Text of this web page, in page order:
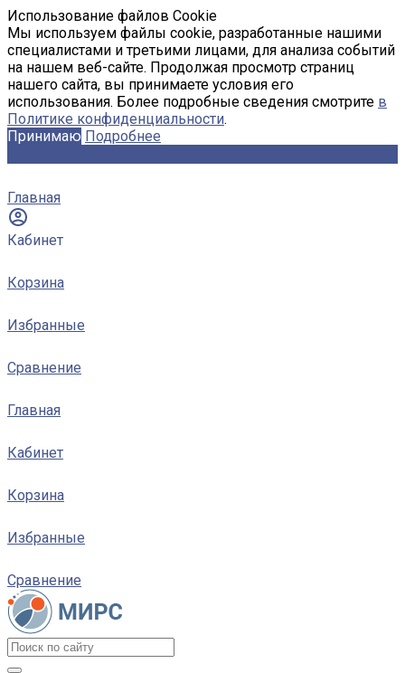
Использование файлов Cookie
Мы используем файлы cookie, разработанные нашими
специалистами и третьими лицами, для анализа событий
на нашем веб-сайте. Продолжая просмотр страниц
нашего сайта, вы принимаете условия его
использования. Более подробные сведения смотрите в
Политике конфиденциальности.
Принимаю Подробнее
Главная
Кабинет
Корзина
Избранные
Сравнение
Главная
Кабинет
Корзина
Избранные
Сравнение